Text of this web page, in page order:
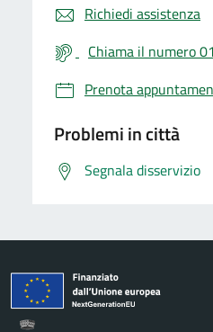
Richiedi assistenza
Chiama il numero
Prenota
Problemi in città
Segnala disservizio